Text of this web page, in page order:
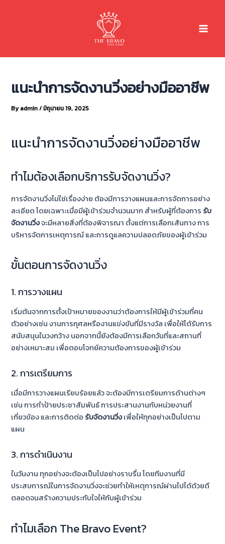
Menu
แนะนำการจัดงานวิ่งอย่างมืออาชีพ
Byadmin/มิถุนายน 19, 2025
แนะนำการจัดงานวิ่งอย่างมืออาชีพ
ทำไมต้องเลือกบริการรับจัดงานวิ่ง?
การจัดงานวิ่งไม่ใช่เรื่องง่าย ต้องมีการวางแผนและการจัดการอย่าง
ละเอียด โดยเฉพาะเมื่อมีผู้เข้าร่วมจำนวนมาก สำหรับผู้ที่ต้องการ รับ
จัดงานวิ่งจะมีหลายสิ่งที่ต้องพิจารณา ตั้งแต่การเลือกเส้นทาง การ
บริหารจัดการเหตุการณ์ และการดูแลความปลอดภัยของผู้เข้าร่วม
ขั้นตอนการจัดงานวิ่ง
1. การวางแผน
เริ่มต้นจากการตั้งเป้าหมายของงานว่าต้องการให้มีผู้เข้าร่วมกี่คน
ตัวอย่างเช่น งานการกุศลหรืองานแข่งขันที่มีรางวัล เพื่อให้ได้รับการ
สนับสนุนในวงกว้าง นอกจากนี้ยังต้องมีการเลือกวันที่และสถานที่
อย่างเหมาะสม เพื่อตอบโจทย์ความต้องการของผู้เข้าร่วม
2. การเตรียมการ
เมื่อมีการวางแผนเรียบร้อยแล้ว จะต้องมีการเตรียมการด้านต่างๆ
เช่น การทำป้ายประชาสัมพันธ์ การประสานงานกับหน่วยงานที่
เกี่ยวข้อง และการติดต่อ รับจัดงานวิ่งเพื่อให้ทุกอย่างเป็นไปตาม
แผน
3. การดำเนินงาน
ในวันงาน ทุกอย่างจะต้องเป็นไปอย่างราบรื่น โดยทีมงานที่มี
ประสบการณ์ในการจัดงานวิ่งจะช่วยทำให้เหตุการณ์ผ่านไปได้ด้วยดี
ตลอดจนสร้างความประทับใจให้กับผู้เข้าร่วม
ทำไมเลือก The Bravo Event?